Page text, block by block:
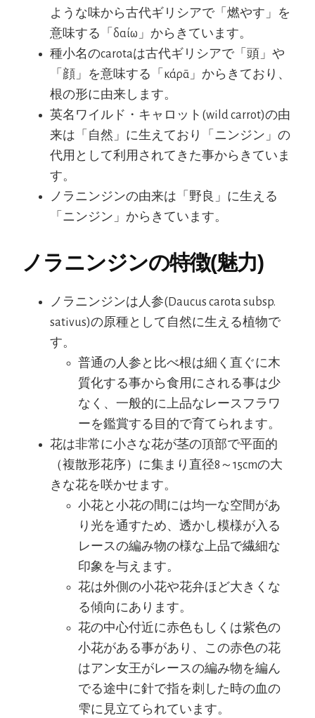
ような味から古代ギリシアで「燃やす」を
意味する「δαίω」からきています。
種小名のcarotaは古代ギリシアで「頭」や
「顔」を意味する「κάρᾱ」からきており、
根の形に由来します。
英名ワイルド・キャロット(wild carrot)の由
来は「自然」に生えており「ニンジン」の
代用として利用されてきた事からきていま
す。
ノラニンジンの由来は「野良」に生える
「ニンジン」からきています。
ノラニンジンの特徴(魅力)
ノラニンジンは人参(Daucus carota subsp.
sativus)の原種として自然に生える植物で
す。
普通の人参と比べ根は細く直ぐに木
質化する事から食用にされる事は少
なく、一般的に上品なレースフラワ
ーを鑑賞する目的で育てられます。
花は非常に小さな花が茎の頂部で平面的
（複散形花序）に集まり直径8～15cmの大
きな花を咲かせます。
小花と小花の間には均一な空間があ
り光を通すため、透かし模様が入る
レースの編み物の様な上品で繊細な
印象を与えます。
花は外側の小花や花弁ほど大きくな
る傾向にあります。
花の中心付近に赤色もしくは紫色の
小花がある事があり、この赤色の花
はアン女王がレースの編み物を編ん
でる途中に針で指を刺した時の血の
雫に見立てられています。